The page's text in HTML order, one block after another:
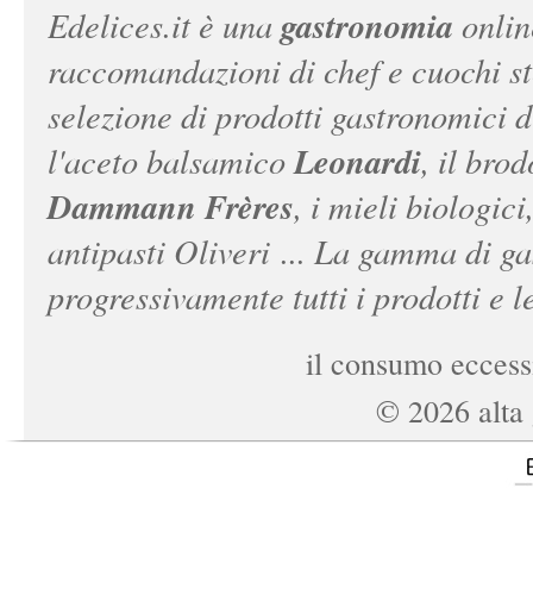
Edelices.itè una gastronomia
raccomandazioni di chef e cuochi
selezione di prodotti gastronomici
l'aceto balsamicoLeonardi, il
Dammann Frères, i mieli
antipasti Oliveri ... La gamma di
progressivamente tutti i prodotti e
il consumo
© 2026